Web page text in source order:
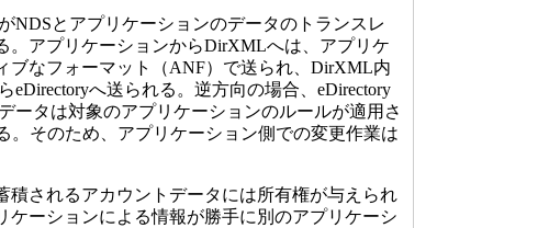
とアプリケーションのデータのトランスレ
。アプリケーションからDirXMLへは、アプリケ
ブなフォーマット（ANF）で送られ、DirXML内
eDirectoryへ送られる。逆方向の場合、eDirectory
ータは対象のアプリケーションのルールが適用さ
。そのため、アプリケーション側での変更作業は
されるアカウントデータには所有権が与えられ
ケーションによる情報が勝手に別のアプリケーシ